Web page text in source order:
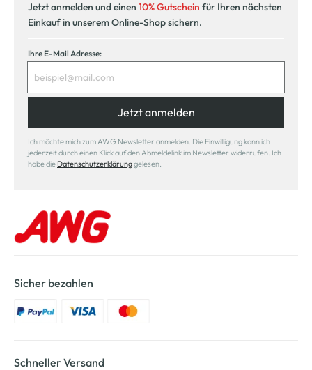
Jetzt anmelden und einen 10% Gutschein für Ihren nächsten
Einkauf in unserem Online-Shop sichern.
Ihre E-Mail Adresse:
Jetzt anmelden
Ich möchte mich zum AWG Newsletter anmelden. Die Einwilligung kann ich
jederzeit durch einen Klick auf den Abmeldelink im Newsletter widerrufen. Ich
habe die Datenschutzerklärunggelesen.
Sicher bezahlen
Schneller Versand